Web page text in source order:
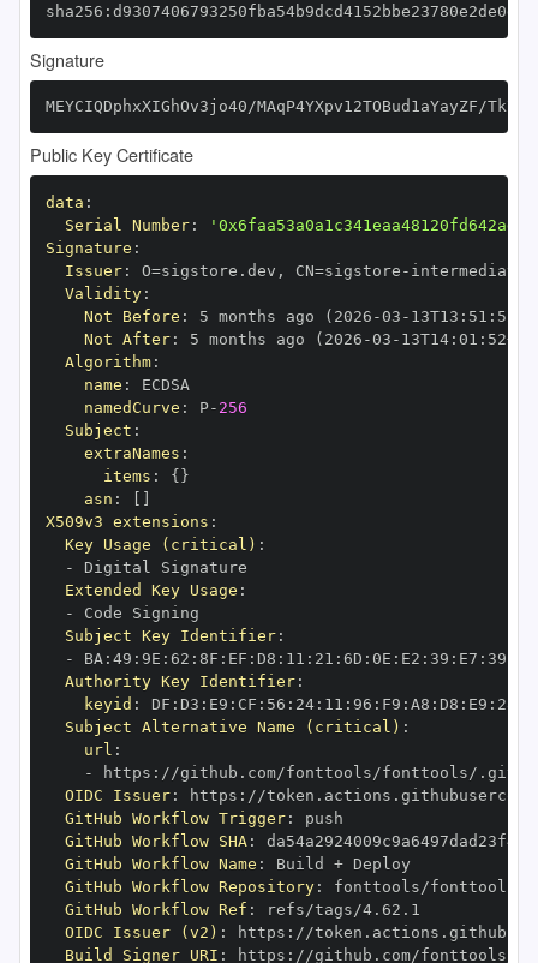
Signature
MEYCIQDphxXIGhOv3jo40/MAqP4YXpv12TOBud1aYayZF/
Public Key Certificate
data :
Serial Number:
Signature :
Issuer: O=sigstore.dev , CN=sigstore -
Validity:
Not Before : 5 months ago (2026 -03 - 13T13 : 51 :
Not After: 5 months ago (2026 -03 - 13T14: 01 : 52+00
Algorithm:
name :
namedCurve : P- 256
Subject :
extraNames :
items : { }
asn :
X509v3 extensions :
Key Usage (critical) :
-
Extended Key Usage :
-
Subject Key Identifier:
-
BA : 49 : 9E : 62 : 8F : EF : D8 : 11 : 21 : 6D : 0E : E2 : 39 : E7 : 39
Authority Key Identifier:
keyid : DF : D3 : E9 : CF : 56 : 24: 11 : 96 : F9 : A8 : D8 : E9 : 28
Subject Alternative Name (critical) :
url :
-
https :
OIDC Issuer: https :
GitHub Workflow Trigger:
GitHub Workflow SHA:
GitHub Workflow Name :
GitHub Workflow Repository:
GitHub Workflow Ref :
OIDC Issuer (v2) : https :
Build Signer URI : https :